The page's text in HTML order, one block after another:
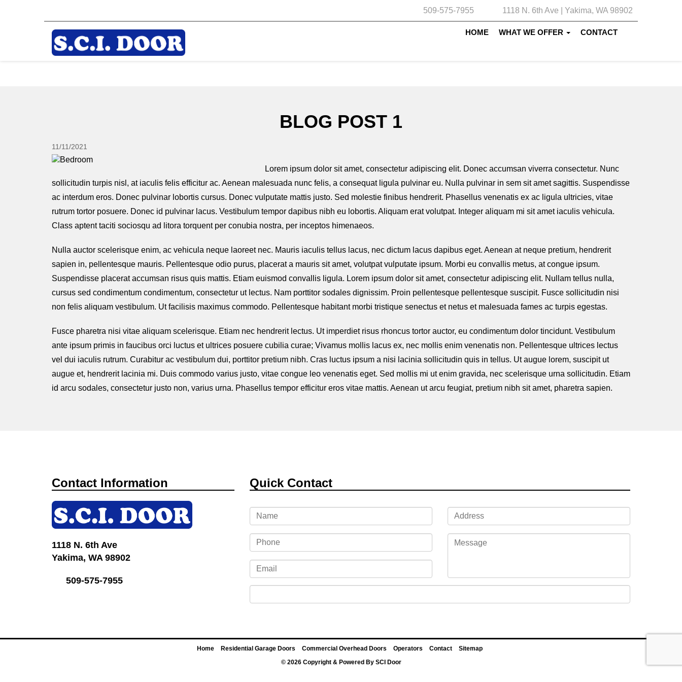
509-575-7955 1118 N. 6th Ave | Yakima, WA 98902
HOME WHAT WE OFFER CONTACT
BLOG POST 1
11/11/2021
Lorem ipsum dolor sit amet, consectetur adipiscing elit. Donec accumsan viverra consectetur. Nunc
sollicitudin turpis nisl, at iaculis felis efficitur ac. Aenean malesuada nunc felis, a consequat ligula pulvinar eu. Nulla pulvinar in sem sit amet sagittis. Suspendisse
ac interdum eros. Donec pulvinar lobortis cursus. Donec vulputate mattis justo. Sed molestie finibus hendrerit. Phasellus venenatis ex ac ligula ultricies, vitae
rutrum tortor posuere. Donec id pulvinar lacus. Vestibulum tempor dapibus nibh eu lobortis. Aliquam erat volutpat. Integer aliquam mi sit amet iaculis vehicula.
Class aptent taciti sociosqu ad litora torquent per conubia nostra, per inceptos himenaeos.
Nulla auctor scelerisque enim, ac vehicula neque laoreet nec. Mauris iaculis tellus lacus, nec dictum lacus dapibus eget. Aenean at neque pretium, hendrerit
sapien in, pellentesque mauris. Pellentesque odio purus, placerat a mauris sit amet, volutpat vulputate ipsum. Morbi eu convallis metus, at congue ipsum.
Suspendisse placerat accumsan risus quis mattis. Etiam euismod convallis ligula. Lorem ipsum dolor sit amet, consectetur adipiscing elit. Nullam tellus nulla,
cursus sed condimentum condimentum, consectetur ut lectus. Nam porttitor sodales dignissim. Proin pellentesque pellentesque suscipit. Fusce sollicitudin nisi
non felis aliquam vestibulum. Ut facilisis maximus commodo. Pellentesque habitant morbi tristique senectus et netus et malesuada fames ac turpis egestas.
Fusce pharetra nisi vitae aliquam scelerisque. Etiam nec hendrerit lectus. Ut imperdiet risus rhoncus tortor auctor, eu condimentum dolor tincidunt. Vestibulum
ante ipsum primis in faucibus orci luctus et ultrices posuere cubilia curae; Vivamus mollis lacus ex, nec mollis enim venenatis non. Pellentesque ultrices lectus
vel dui iaculis rutrum. Curabitur ac vestibulum dui, porttitor pretium nibh. Cras luctus ipsum a nisi lacinia sollicitudin quis in tellus. Ut augue lorem, suscipit ut
augue et, hendrerit lacinia mi. Duis commodo varius justo, vitae congue leo venenatis eget. Sed mollis mi ut enim gravida, nec scelerisque urna sollicitudin. Etiam
id arcu sodales, consectetur justo non, varius urna. Phasellus tempor efficitur eros vitae mattis. Aenean ut arcu feugiat, pretium nibh sit amet, pharetra sapien.
Contact Information
1118 N. 6th Ave
Yakima, WA 98902
509-575-7955
Quick Contact
Home Residential Garage Doors Commercial Overhead Doors Operators Contact
Sitemap
© 2026 Copyright & Powered By SCI Door